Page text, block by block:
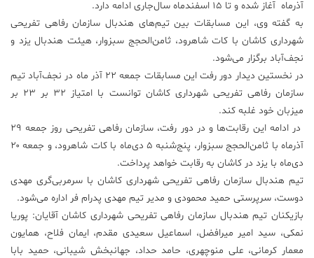
پادکست
مجله
فرهنگی
و
هنری
آذرماه آغاز شده و تا ۱۵ اسفندماه سال‌جاری ادامه دارد.
به گفته وی، این مسابقات بین تیم‌های هندبال سازمان رفاهی تفریحی
شهرداری کاشان با کات شاهرود، ثامن‌الحجج سبزوار، هیئت هندبال یزد و
نجف‌آباد برگزار می‌شود.
در نخستین دیدار دور رفت این مسابقات جمعه ۲۲ آذر ماه در نجف‌آباد تیم
سازمان رفاهی تفریحی شهرداری کاشان توانست با امتیاز ۳۲ بر ۲۳ بر
میزبان خود غلبه کند.
در ادامه این رقابت‌ها و در دور رفت، سازمان رفاهی تفریحی روز جمعه ۲۹
آذرماه با ثامن‌الحجج سبزوار، پنج‌شنبه ۵ دی‌ماه با کات شاهرود، و جمعه ۲۰
دی‌ماه با یزد در کاشان به رقابت خواهد پرداخت.
تیم هندبال سازمان رفاهی تفریحی شهرداری کاشان با سرمربی‌گری مهدی
دوست، سرپرستی حمید محمودی و مدیر تیم مهدی پدرام فر اداره می‌شود.
بازیکنان تیم هندبال سازمان رفاهی تفریحی شهرداری کاشان آقایان: پوریا
نمکی، سید امیر میرافضل، اسماعیل سعیدی مقدم، ایمان فلاح، همایون
معمار کرمانی، علی منوچهری، حامد حداد، جهانبخش شیبانی، حمید بابا